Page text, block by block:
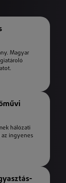
Magyar
hálózati
az ingyenes